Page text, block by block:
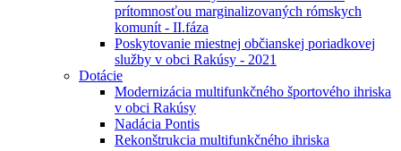
prítomnosťou marginalizovaných rómskych
komunít - II.fáza
Poskytovanie miestnej občianskej poriadkovej
služby v obci Rakúsy - 2021
Dotácie
Modernizácia multifunkčného športového ihriska
v obci Rakúsy
Nadácia Pontis
Rekonštrukcia multifunkčného ihriska